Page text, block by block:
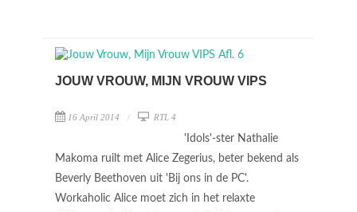
JOUW VROUW, MIJN VROUW VIPS
16 April 2014 RTL 4
'Idols'-ster Nathalie
Makoma ruilt met Alice Zegerius, beter bekend als
Beverly Beethoven uit 'Bij ons in de PC'.
Workaholic Alice moet zich in het relaxte